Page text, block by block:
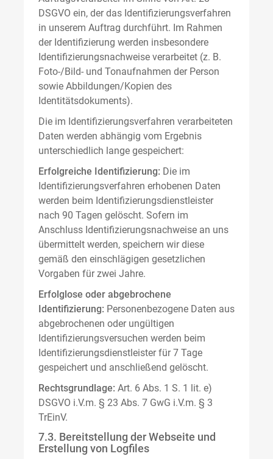
DSGVO ein, der das Identifizierungsverfahren
in unserem Auftrag durchführt. Im Rahmen
der Identifizierung werden insbesondere
Identifizierungsnachweise verarbeitet (z. B.
Foto-/Bild- und Tonaufnahmen der Person
sowie Abbildungen/Kopien des
Identitätsdokuments).
Die im Identifizierungsverfahren verarbeiteten
Daten werden abhängig vom Ergebnis
unterschiedlich lange gespeichert:
Erfolgreiche Identifizierung: Die im
Identifizierungsverfahren erhobenen Daten
werden beim Identifizierungsdienstleister
nach 90 Tagen gelöscht. Sofern im
Anschluss Identifizierungsnachweise an uns
übermittelt werden, speichern wir diese
gemäß den einschlägigen gesetzlichen
Vorgaben für zwei Jahre.
Erfolglose oder abgebrochene
Identifizierung: Personenbezogene Daten aus
abgebrochenen oder ungültigen
Identifizierungsversuchen werden beim
Identifizierungsdienstleister für 7 Tage
gespeichert und anschließend gelöscht.
Rechtsgrundlage: Art. 6 Abs. 1 S. 1 lit. e)
DSGVO i.V.m. § 23 Abs. 7 GwG i.V.m. § 3
TrEinV.
7.3. Bereitstellung der Webseite und
Erstellung von Logfiles